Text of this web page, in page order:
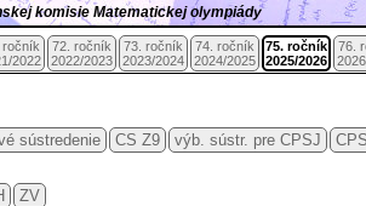
komisie Matematickej olympiády
ročník
2022
72. ročník
2022/2023
73. ročník
2023/2024
74. ročník
2024/2025
75. ročník
2025/2026
76.
sústredenie CS Z9 výb. sústr. pre CPSJ
ZV